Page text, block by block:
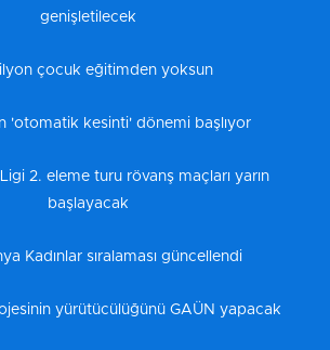
genişletilecek
çocuk eğitimden yoksun
'otomatik kesinti' dönemi başlıyor
2. eleme turu rövanş maçları yarın
başlayacak
Kadınlar sıralaması güncellendi
yürütücülüğünü GAÜN yapacak